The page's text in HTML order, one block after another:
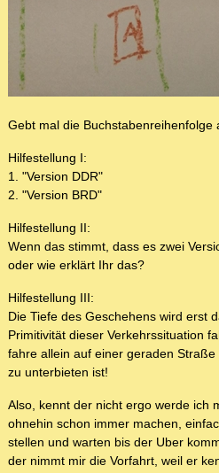
Gebt mal die Buchstabenreihenfolge
Hilfestellung I:
1. "Version DDR"
2. "Version BRD"
Hilfestellung II:
Wenn das stimmt, dass es zwei
oder wie erklärt Ihr das?
Hilfestellung III:
Die Tiefe des Geschehens wird erst
Primitivität dieser Verkehrssituation
fahre allein auf einer geraden
zu unterbieten ist!
Also, kennt der nicht ergo werde ich
ohnehin schon immer machen,
stellen und warten bis der Uber
der nimmt mir die Vorfahrt, weil er